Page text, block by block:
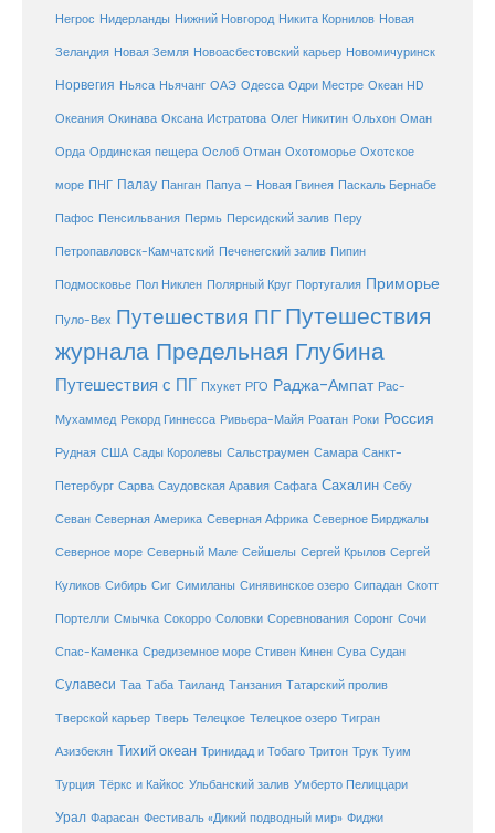
Негрос Нидерланды Нижний Новгород Никита Корнилов Новая
Зеландия Новая Земля Новоасбестовский карьер Новомичуринск
Норвегия Ньяса Ньячанг ОАЭ Одесса Одри Местре Океан HD
Океания Окинава Оксана Истратова Олег Никитин Ольхон Оман
Орда Ординская пещера Ослоб Отман Охотоморье Охотское
море ПНГ Палау Панган Папуа – Новая Гвинея Паскаль Бернабе
Пафос Пенсильвания Пермь Персидский залив Перу
Петропавловск-Камчатский Печенегский залив Пипин
Подмосковье Пол Никлен Полярный Круг Португалия Приморье
Пуло-Вех Путешествия ПГ Путешествия
журнала Предельная Глубина
Путешествия с ПГ Пхукет РГО Раджа-Ампат Рас-
Мухаммед Рекорд Гиннесса Ривьера-Майя Роатан Роки Россия
Рудная США Сады Королевы Сальстраумен Самара Санкт-
Петербург Сарва Саудовская Аравия Сафага Сахалин Себу
Севан Северная Америка Северная Африка Северное Бирджалы
Северное море Северный Мале Сейшелы Сергей Крылов Сергей
Куликов Сибирь Сиг Симиланы Синявинское озеро Сипадан Скотт
Портелли Смычка Сокорро Соловки Соревнования Соронг Сочи
Спас-Каменка Средиземное море Стивен Кинен Сува Судан
Сулавеси Таа Таба Таиланд Танзания Татарский пролив
Тверской карьер Тверь Телецкое Телецкое озеро Тигран
Азизбекян Тихий океан Тринидад и Тобаго Тритон Трук Туим
Турция Тёркс и Кайкос Ульбанский залив Умберто Пелиццари
Урал Фарасан Фестиваль «Дикий подводный мир» Фиджи